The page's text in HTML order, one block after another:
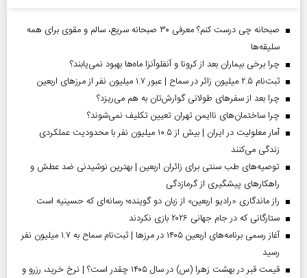
صبحانه چی درست کنم؟ معرفی ۳۰ صبحانه سریع، سالم و مقوی برای همه
سلیقه‌ها
چرا برخی بیماران بعد از کرونا و آنفلوآنزا ماه‌ها بهبود نمی‌یابند؟
ثبت‌نام ۲.۵ میلیون زائر در سماح | عبور ۱.۷ میلیون نفر از مرز‌های اربعین
چرا بعد از سفرهای طولانی گوارش‌تان به هم می‌ریزد؟
چرا ساختمان‌های ناایمن تهران تعیین تکلیف نمی‌شوند؟
آمار معلولیت در ایران | بیش از ۱۰.۵ میلیون نفر با محدودیت عملکردی
زندگی می‌کنند
توصیه‌های طب سنتی برای زائران اربعین | بهترین نوشیدنی ضد عطش و
راهکارهای پیشگیری از گرمازدگی
راز ماندگاری «رادیو اربعین» از زبان دو گوینده؛ رسانه‌ای که حسینیه است
ستارگانی که در جام جهانی ۲۰۲۶ بازی نکردند
آغاز رسمی برنامه‌های اربعین ۱۴۰۵ در مرز‌ها | ثبت‌نام سماح به ۱.۷ میلیون نفر
رسید
قیمت قبر در بهشت زهرا (س) در سال ۱۴۰۵ چقدر است؟ | نرخ خرید، رزرو و